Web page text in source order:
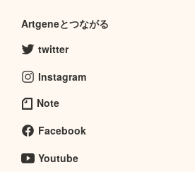
Artgeneとつながる
twitter
Instagram
Note
Facebook
Youtube